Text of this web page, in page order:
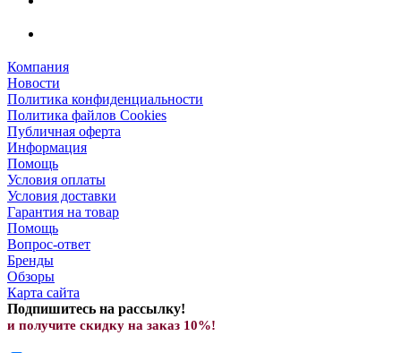
Компания
Новости
Политика конфиденциальности
Политика файлов Cookies
Публичная оферта
Информация
Помощь
Условия оплаты
Условия доставки
Гарантия на товар
Помощь
Вопрос-ответ
Бренды
Обзоры
Карта сайта
Подпишитесь на рассылку!
и получите скидку на заказ 10%!